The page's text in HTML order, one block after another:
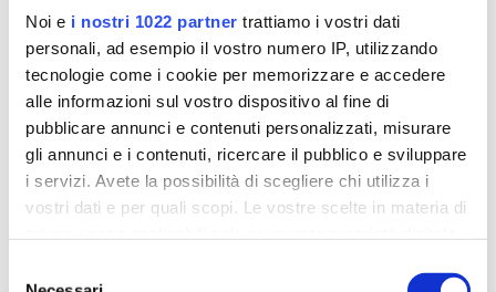
Noi e i nostri 1022 partner trattiamo i vostri dati
personali, ad esempio il vostro numero IP, utilizzando
tecnologie come i cookie per memorizzare e accedere
alle informazioni sul vostro dispositivo al fine di
pubblicare annunci e contenuti personalizzati, misurare
gli annunci e i contenuti, ricercare il pubblico e sviluppare
i servizi. Avete la possibilità di scegliere chi utilizza i
vostri dati e per quali scopi. Le vostre scelte in materia di
modificare o revocare il proprio consenso in qualsiasi
l’aggiunta di un’immagine e ne ricordi la
consolidare la discriminazione e il
riconoscimento uditivo del gruppo ortografico,
facendo ragionare il bambino sul suono (gruppo
ortografico) specifico su cui si sta riflettendo.
Successivamente, è opportuno eseguire esercizi
che rafforzino l’associazione suono-gruppo
grafemico, facendo identificare al bambino il
gruppo ortografico all’interno di parole scritte con